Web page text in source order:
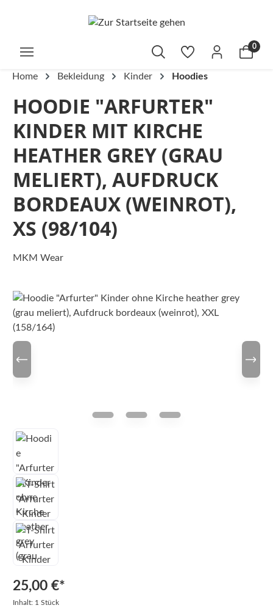
0
Home Bekleidung Kinder Hoodies
HOODIE "ARFURTER"
KINDER MIT KIRCHE
HEATHER GREY (GRAU
MELIERT), AUFDRUCK
BORDEAUX (WEINROT),
XS (98/104)
MKM Wear
Bildergalerie überspringen
25,00 €*
Inhalt: 1 Stück